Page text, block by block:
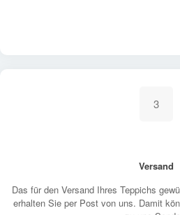
3
Versand
Das für den Versand Ihres Teppichs
erhalten Sie per Post von uns. Damit